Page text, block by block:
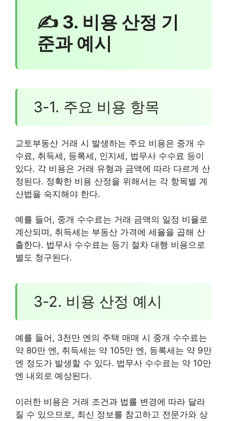
✍ 3. 비용 산정 기
준과 예시
3-1. 주요 비용 항목
교토부동산 거래 시 발생하는 주요 비용은 중개 수
수료, 취득세, 등록세, 인지세, 법무사 수수료 등이
있다. 각 비용은 거래 유형과 금액에 따라 다르게 산
정된다. 정확한 비용 산정을 위해서는 각 항목별 계
산법을 숙지해야 한다.
예를 들어, 중개 수수료는 거래 금액의 일정 비율로
계산되며, 취득세는 부동산 가격에 세율을 곱해 산
출한다. 법무사 수수료는 등기 절차 대행 비용으로
별도 청구된다.
3-2. 비용 산정 예시
예를 들어, 3천만 엔의 주택 매매 시 중개 수수료는
약 80만 엔, 취득세는 약 105만 엔, 등록세는 약 9만
엔 정도가 발생할 수 있다. 법무사 수수료는 약 10만
엔 내외로 예상된다.
이러한 비용은 거래 조건과 법률 변경에 따라 달라
질 수 있으므로, 최신 정보를 참고하고 전문가와 상